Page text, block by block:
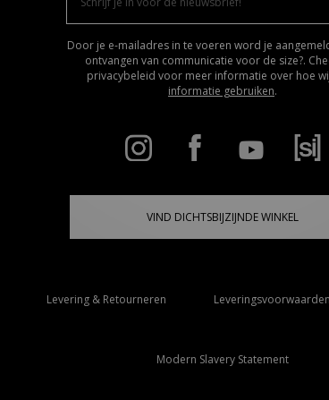
Door je e-mailadres in te voeren word je
ontvangen van communicatie voor de size?.
privacybeleid voor meer informatie over hoe
informatie gebruiken.
VIND DICHTSBIJZIJNDE WINKEL
Levering & Retourneren Leveringsvoorwaarden
Modern Slavery Statement